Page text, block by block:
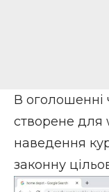
В оголошенні
створене для
наведення
законну